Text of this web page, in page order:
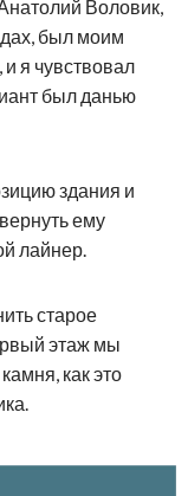
Воловик,
был моим
я чувствовал
был данью
здания и
ему
лайнер.
старое
этаж мы
как это